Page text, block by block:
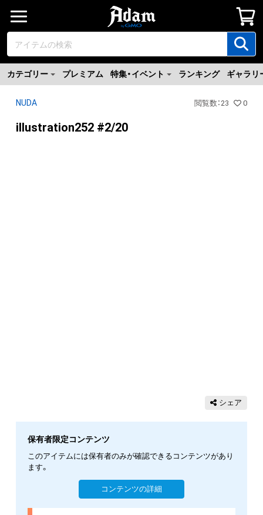
カテゴリー プレミアム 特集・イベント ランキング ギャラリ
NUDA 閲覧数 ：23 0
illustration252 #2/20
シェア
保有者限定コンテンツ
このアイテムには保有者のみが確認できるコンテンツがあり
ます。
コンテンツの詳細